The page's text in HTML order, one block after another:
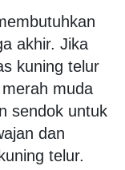
akhir. Jika
kuning telur
muda
sendok untuk
dan
telur.